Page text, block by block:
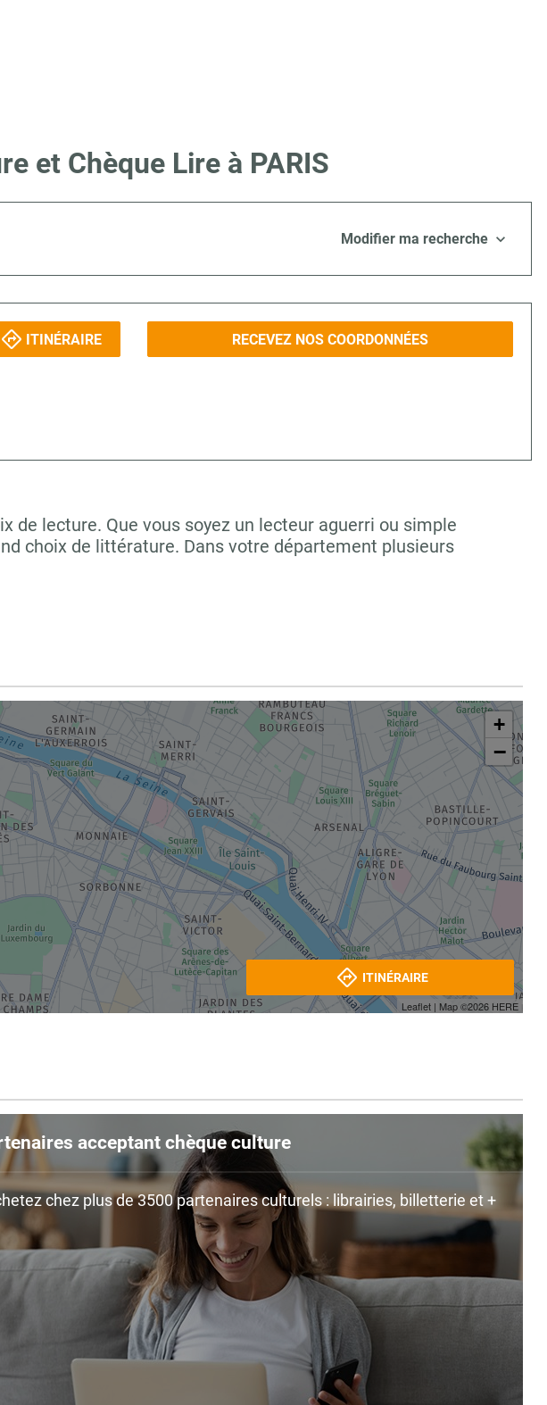
et Chèque Lire à PARIS
Modifier ma recherche
ITINÉRAIRE RECEVEZ NOS COORDONNÉES
de lecture. Que vous soyez un lecteur aguerri ou simple
choix de littérature. Dans votre département plusieurs
+
−
Leaflet | Map ©2026 HERE
ITINÉRAIRE
acceptant chèque culture
chez plus de 3500 partenaires culturels : librairies, billetterie et +